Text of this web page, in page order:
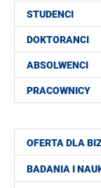
STUDENCI
DOKTORANCI
ABSOLWENCI
PRACOWNICY
OFERTA DLA
BADANIA I